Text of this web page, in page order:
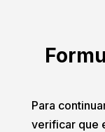
Para
verificar que